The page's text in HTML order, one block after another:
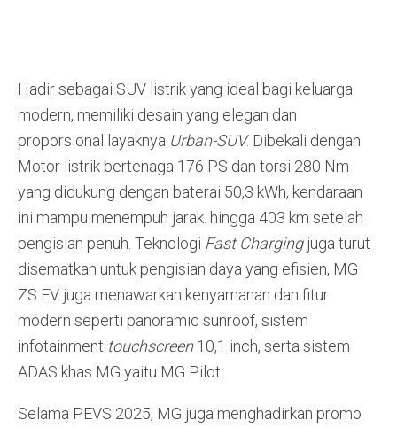
Hadir sebagai SUV listrik yang ideal bagi keluarga
modern, memiliki desain yang elegan dan
proporsional layaknya Urban-SUV. Dibekali dengan
Motor listrik bertenaga 176 PS dan torsi 280 Nm
yang didukung dengan baterai 50,3 kWh, kendaraan
ini mampu menempuh jarak. hingga 403 km setelah
pengisian penuh. Teknologi Fast Chargingjuga turut
disematkan untuk pengisian daya yang efisien, MG
ZS EV juga menawarkan kenyamanan dan fitur
modern seperti panoramic sunroof, sistem
infotainment touchscreen10,1 inch, serta sistem
ADAS khas MG yaitu MG Pilot.
Selama PEVS 2025, MG juga menghadirkan promo